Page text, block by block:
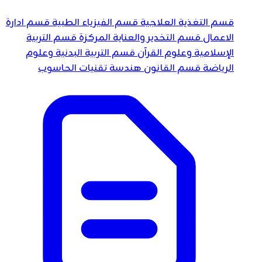
قسم التغذية العلاجيةقسم الفيزياء الطبيةقسم ادارة
الاعمالقسم التخدير والعناية المركزةقسم التربية
الإسلامية وعلوم القرآنقسم التربية البدنية وعلوم
الرياضةقسم القانونهندسة تقنيات الحاسوب